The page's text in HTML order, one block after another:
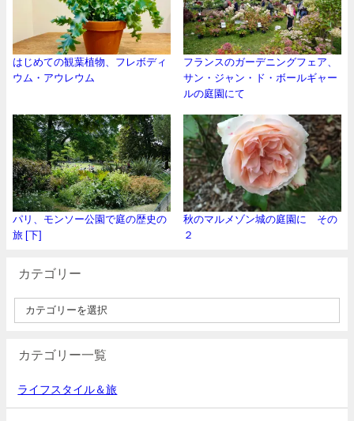
はじめての観葉植物、フレボディ
ウム・アウレウム
フランスのガーデニングフェア、
サン・ジャン・ド・ボールギャー
ルの庭園にて
パリ、モンソー公園で庭の歴史の
旅 [下]
秋のマルメゾン城の庭園に その
２
カテゴリー
カテゴリー一覧
ライフスタイル＆旅